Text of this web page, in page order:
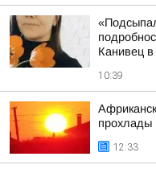
Канивец
10:39
прохлады
12:33